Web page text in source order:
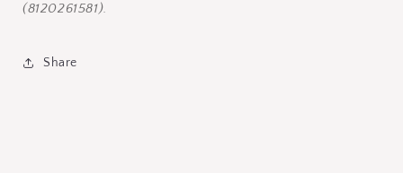
(8120261581).
Share